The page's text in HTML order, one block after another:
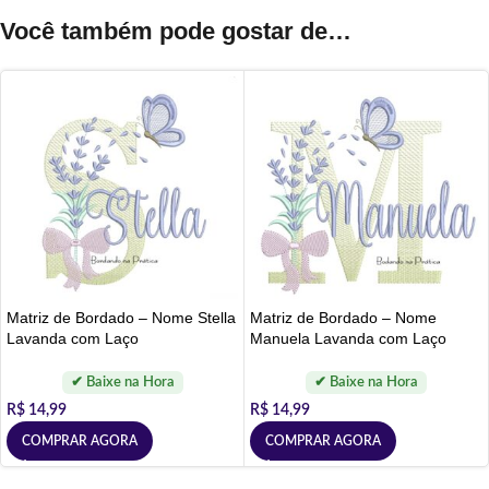
Você também pode gostar de…
Matriz de Bordado – Nome Stella
Lavanda com Laço
R$ 14,99
COMPRAR AGORA
Matriz de Bordado – Nome
Manuela Lavanda com Laço
R$ 14,99
COMPRAR AGORA